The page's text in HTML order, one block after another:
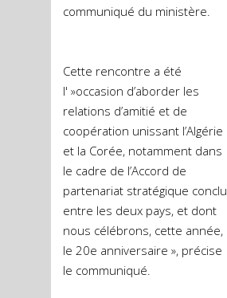
communiqué du ministère.
Cette rencontre a été
l' »occasion d’aborder les
relations d’amitié et de
coopération unissant l’Algérie
et la Corée, notamment dans
le cadre de l’Accord de
partenariat stratégique conclu
entre les deux pays, et dont
nous célébrons, cette année,
le 20e anniversaire », précise
le communiqué.